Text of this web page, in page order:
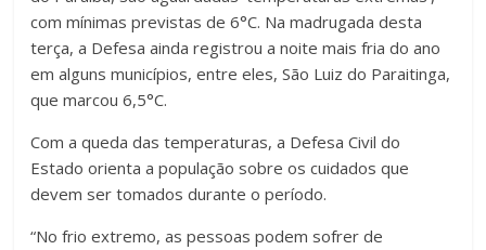
com mínimas previstas de 6°C. Na madrugada desta
terça, a Defesa ainda registrou a noite mais fria do ano
em alguns municípios, entre eles, São Luiz do Paraitinga,
que marcou 6,5°C.
Com a queda das temperaturas, a Defesa Civil do
Estado orienta a população sobre os cuidados que
devem ser tomados durante o período.
“No frio extremo, as pessoas podem sofrer de